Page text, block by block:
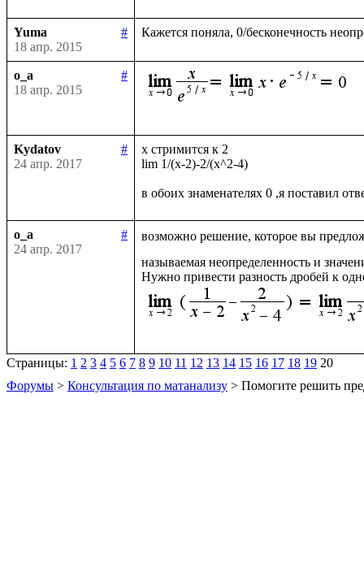
Yuma
#
18 апр. 2015
o_a
#
18 апр. 2015
Kydatov
#
24 апр. 2017
x стримится к 2
lim 1/(x-2)-2/(x^2-4)
o_a
#
24 апр. 2017
возможно решение, которое вы
называемая неопределенность и
Нужно привести разность дробей к
Страницы: 1 2 3 4 5 6 7 8 9 10 11 12 13 14 15 16 17 18 19 20
Форумы > Консультация по матанализу > Помогите решить